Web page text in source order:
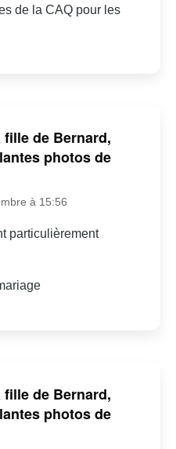
de la CAQ pour les
de Bernard,
photos de
à 15:56
particulièrement
de Bernard,
photos de